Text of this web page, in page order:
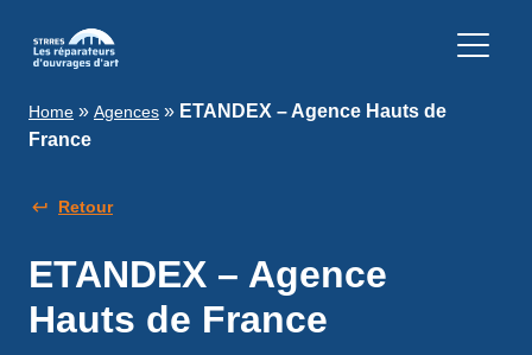
Home » Agences » ETANDEX – Agence Hauts de
France
Retour
ETANDEX – Agence
Hauts de France